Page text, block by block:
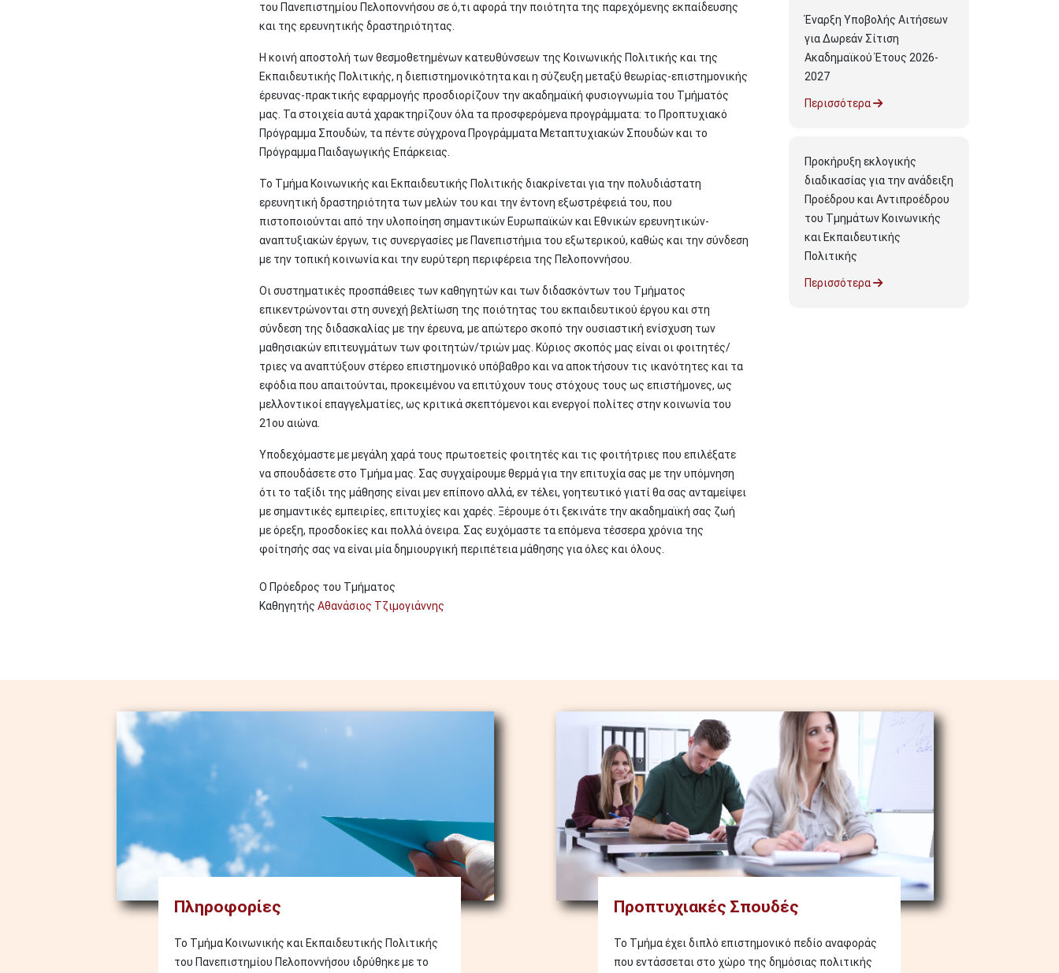
του Πανεπιστημίου Πελοποννήσου σε ό,τι αφορά την ποιότητα της παρεχόμενης εκπαίδευσης
και της ερευνητικής δραστηριότητας.
Η κοινή αποστολή των θεσμοθετημένων κατευθύνσεων της Κοινωνικής Πολιτικής και της
Εκπαιδευτικής Πολιτικής, η διεπιστημονικότητα και η σύζευξη μεταξύ θεωρίας-επιστημονικής
έρευνας-πρακτικής εφαρμογής προσδιορίζουν την ακαδημαϊκή φυσιογνωμία του Τμήματός
μας. Τα στοιχεία αυτά χαρακτηρίζουν όλα τα προσφερόμενα προγράμματα: το Προπτυχιακό
Πρόγραμμα Σπουδών, τα πέντε σύγχρονα Προγράμματα Μεταπτυχιακών Σπουδών και το
Πρόγραμμα Παιδαγωγικής Επάρκειας.
Το Τμήμα Κοινωνικής και Εκπαιδευτικής Πολιτικής διακρίνεται για την πολυδιάστατη
ερευνητική δραστηριότητα των μελών του και την έντονη εξωστρέφειά του, που
πιστοποιούνται από την υλοποίηση σημαντικών Ευρωπαϊκών και Εθνικών ερευνητικών-
αναπτυξιακών έργων, τις συνεργασίες με Πανεπιστήμια του εξωτερικού, καθώς και την σύνδεση
με την τοπική κοινωνία και την ευρύτερη περιφέρεια της Πελοποννήσου.
Οι συστηματικές προσπάθειες των καθηγητών και των διδασκόντων του Τμήματος
επικεντρώνονται στη συνεχή βελτίωση της ποιότητας του εκπαιδευτικού έργου και στη
σύνδεση της διδασκαλίας με την έρευνα, με απώτερο σκοπό την ουσιαστική ενίσχυση των
μαθησιακών επιτευγμάτων των φοιτητών/τριών μας. Κύριος σκοπός μας είναι οι φοιτητές/
τριες να αναπτύξουν στέρεο επιστημονικό υπόβαθρο και να αποκτήσουν τις ικανότητες και τα
εφόδια που απαιτούνται, προκειμένου να επιτύχουν τους στόχους τους ως επιστήμονες, ως
μελλοντικοί επαγγελματίες, ως κριτικά σκεπτόμενοι και ενεργοί πολίτες στην κοινωνία του
21ου αιώνα.
Υποδεχόμαστε με μεγάλη χαρά τους πρωτοετείς φοιτητές και τις φοιτήτριες που επιλέξατε
να σπουδάσετε στο Τμήμα μας. Σας συγχαίρουμε θερμά για την επιτυχία σας με την υπόμνηση
ότι το ταξίδι της μάθησης είναι μεν επίπονο αλλά, εν τέλει, γοητευτικό γιατί θα σας ανταμείψει
με σημαντικές εμπειρίες, επιτυχίες και χαρές. Ξέρουμε ότι ξεκινάτε την ακαδημαϊκή σας ζωή
με όρεξη, προσδοκίες και πολλά όνειρα. Σας ευχόμαστε τα επόμενα τέσσερα χρόνια της
φοίτησής σας να είναι μία δημιουργική περιπέτεια μάθησης για όλες και όλους.
Ο Πρόεδρος του Τμήματος
ΚαθηγητήςΑθανάσιος Τζιμογιάννης
Έναρξη Υποβολής Αιτήσεων
για Δωρεάν Σίτιση
Ακαδημαϊκού Έτους 2026-
2027
Περισσότερα
Προκήρυξη εκλογικής
διαδικασίας για την ανάδειξη
Προέδρου και Αντιπροέδρου
του Τμημάτων Κοινωνικής
και Εκπαιδευτικής
Πολιτικής
Περισσότερα
Πληροφορίες
Το Τμήμα Κοινωνικής και Εκπαιδευτικής Πολιτικής
του Πανεπιστημίου Πελοποννήσου ιδρύθηκε με το
Προπτυχιακές Σπουδές
Το Τμήμα έχει διπλό επιστημονικό πεδίο αναφοράς
που εντάσσεται στο χώρο της δημόσιας πολιτικής